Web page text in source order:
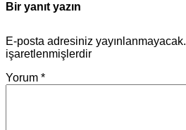
Bir yanıt yazın
E-posta adresiniz yayınlanmayacak.
işaretlenmişlerdir
Yorum *